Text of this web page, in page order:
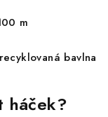
m
bavlna
háček?